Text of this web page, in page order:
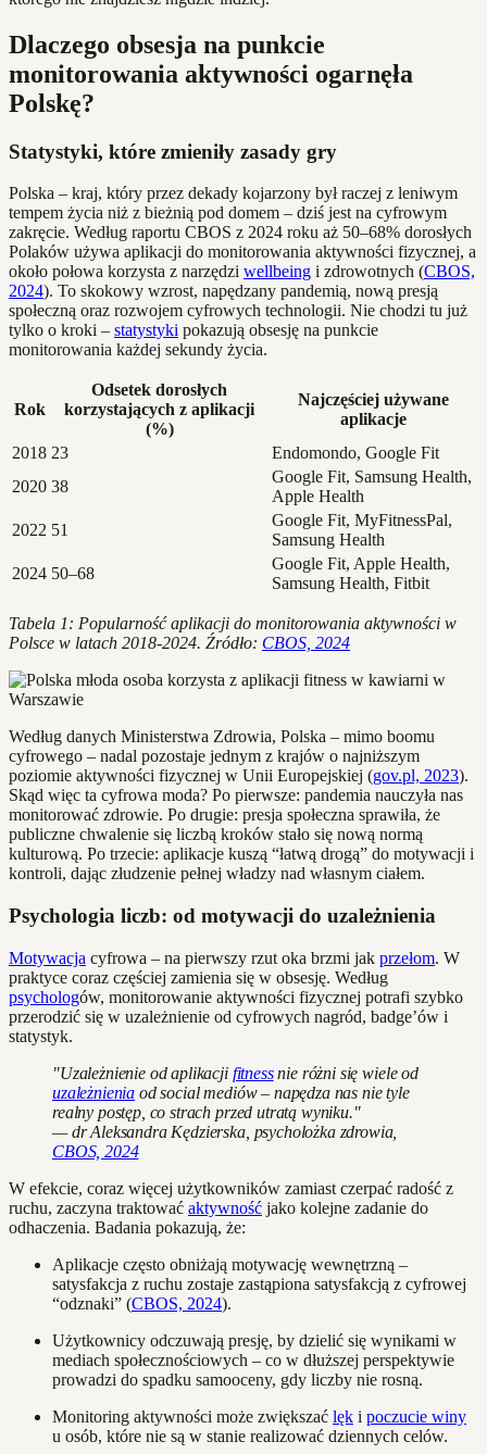
Dlaczego obsesja na punkcie
monitorowania aktywności ogarnęła
Polskę?
Statystyki, które zmieniły zasady gry
Polska – kraj, który przez dekady kojarzony był raczej z leniwym
tempem życia niż z bieżnią pod domem – dziś jest na cyfrowym
zakręcie. Według raportu CBOS z 2024 roku aż 50–68% dorosłych
Polaków używa aplikacji do monitorowania aktywności fizycznej, a
około połowa korzysta z narzędzi wellbeing i zdrowotnych (CBOS,
2024). To skokowy wzrost, napędzany pandemią, nową presją
społeczną oraz rozwojem cyfrowych technologii. Nie chodzi tu już
tylko o kroki – statystyki pokazują obsesję na punkcie
monitorowania każdej sekundy życia.
Rok
Odsetek dorosłych
korzystających z aplikacji
(%)
Najczęściej używane
aplikacje
2018 23
Endomondo, Google Fit
2020 38
Google Fit, Samsung Health,
Apple Health
2022 51
Google Fit, MyFitnessPal,
Samsung Health
2024 50–68
Google Fit, Apple Health,
Samsung Health, Fitbit
Tabela 1: Popularność aplikacji do monitorowania aktywności w
Polsce w latach 2018-2024. Źródło: CBOS, 2024
Według danych Ministerstwa Zdrowia, Polska – mimo boomu
cyfrowego – nadal pozostaje jednym z krajów o najniższym
poziomie aktywności fizycznej w Unii Europejskiej (gov.pl, 2023).
Skąd więc ta cyfrowa moda? Po pierwsze: pandemia nauczyła nas
monitorować zdrowie. Po drugie: presja społeczna sprawiła, że
publiczne chwalenie się liczbą kroków stało się nową normą
kulturową. Po trzecie: aplikacje kuszą “łatwą drogą” do motywacji i
kontroli, dając złudzenie pełnej władzy nad własnym ciałem.
Psychologia liczb: od motywacji do uzależnienia
Motywacja cyfrowa – na pierwszy rzut oka brzmi jak przełom. W
praktyce coraz częściej zamienia się w obsesję. Według
psychologów, monitorowanie aktywności fizycznej potrafi szybko
przerodzić się w uzależnienie od cyfrowych nagród, badge’ów i
statystyk.
"Uzależnienie od aplikacji fitnessnie różni się wiele od
uzależnienia od social mediów – napędza nas nie tyle
realny postęp, co strach przed utratą wyniku."
— dr Aleksandra Kędzierska, psycholożka zdrowia,
CBOS, 2024
W efekcie, coraz więcej użytkowników zamiast czerpać radość z
ruchu, zaczyna traktować aktywność jako kolejne zadanie do
odhaczenia. Badania pokazują, że:
Aplikacje często obniżają motywację wewnętrzną –
satysfakcja z ruchu zostaje zastąpiona satysfakcją z cyfrowej
“odznaki” (CBOS, 2024).
Użytkownicy odczuwają presję, by dzielić się wynikami w
mediach społecznościowych – co w dłuższej perspektywie
prowadzi do spadku samooceny, gdy liczby nie rosną.
Monitoring aktywności może zwiększać lęk i poczucie winy
u osób, które nie są w stanie realizować dziennych celów.